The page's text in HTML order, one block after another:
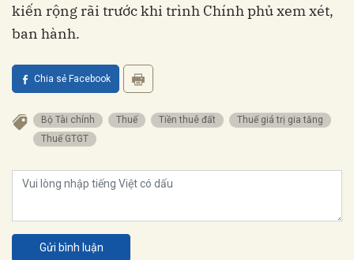
kiến rộng rãi trước khi trình Chính phủ xem xét,
ban hành.
Chia sẻ Facebook
Bộ Tài chính Thuế Tiền thuê đất
Thuế giá trị gia tăng
Thuế GTGT
Gửi bình luận